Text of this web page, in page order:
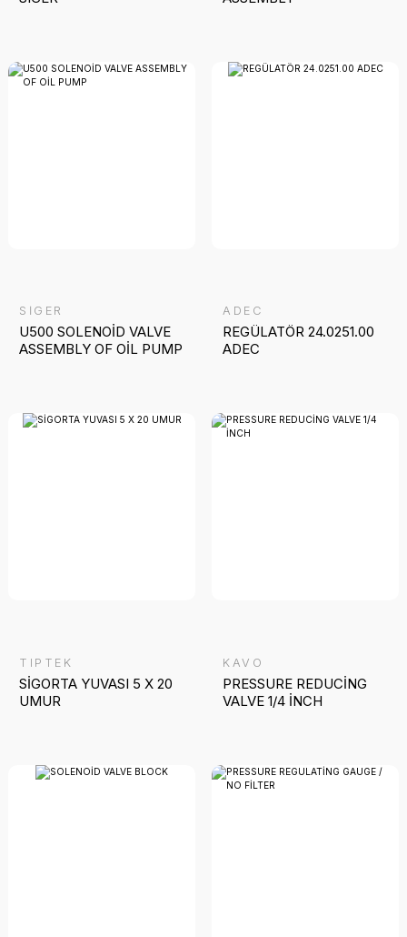
SİGER
U500 SOLENOİD VALVE
ASSEMBLY OF OİL PUMP
ADEC
REGÜLATÖR 24.0251.00
ADEC
TIPTEK
SİGORTA YUVASI 5 X 20
UMUR
KAVO
PRESSURE REDUCİNG
VALVE 1/4 İNCH